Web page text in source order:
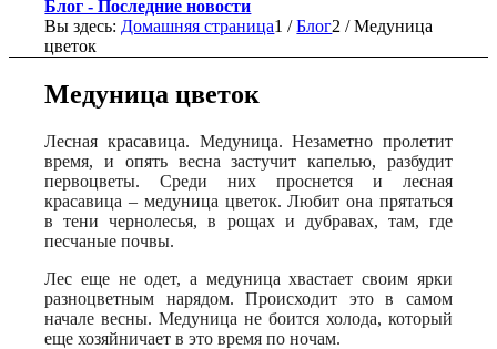
Блог - Последние новости
Вы здесь: Домашняя страница1 / Блог2 / Медуница
цветок
Медуница цветок
Лесная красавица. Медуница.Незаметно пролетит
время, и опять весна застучит капелью, разбудит
первоцветы. Среди них проснется и лесная
красавица – медуница цветок.Любит она прятаться
в тени чернолесья, в рощах и дубравах, там, где
песчаные почвы.
Лес еще не одет, а медуница хвастает своим ярки
разноцветным нарядом. Происходит это в самом
начале весны. Медуница не боится холода, который
еще хозяйничает в это время по ночам.